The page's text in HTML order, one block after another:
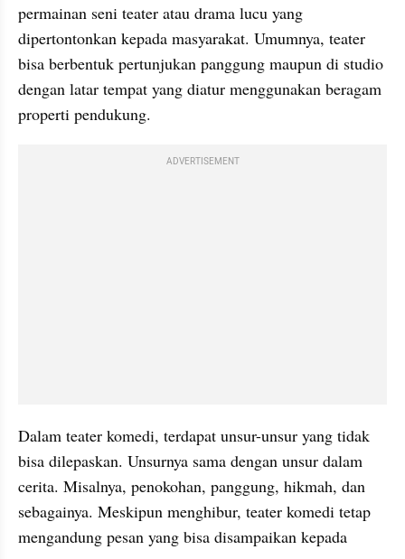
permainan seni teater atau drama lucu yang
dipertontonkan kepada masyarakat. Umumnya, teater
bisa berbentuk pertunjukan panggung maupun di studio
dengan latar tempat yang diatur menggunakan beragam
properti pendukung.
ADVERTISEMENT
Dalam teater komedi, terdapat unsur-unsur yang tidak
bisa dilepaskan. Unsurnya sama dengan unsur dalam
cerita. Misalnya, penokohan, panggung, hikmah, dan
sebagainya. Meskipun menghibur, teater komedi tetap
mengandung pesan yang bisa disampaikan kepada